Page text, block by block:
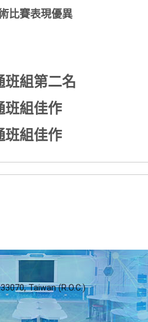
比賽表現優異
班組第二名
班組佳作
班組佳作
Taiwan (R.O.C.)